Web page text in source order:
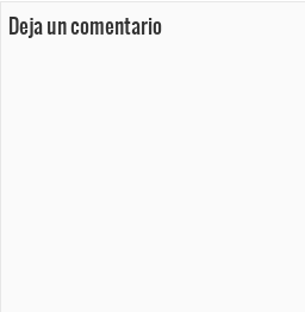
Deja un comentario